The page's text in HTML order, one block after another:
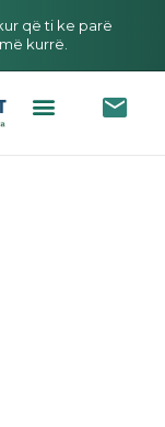
që ti ke parë
kurrë.